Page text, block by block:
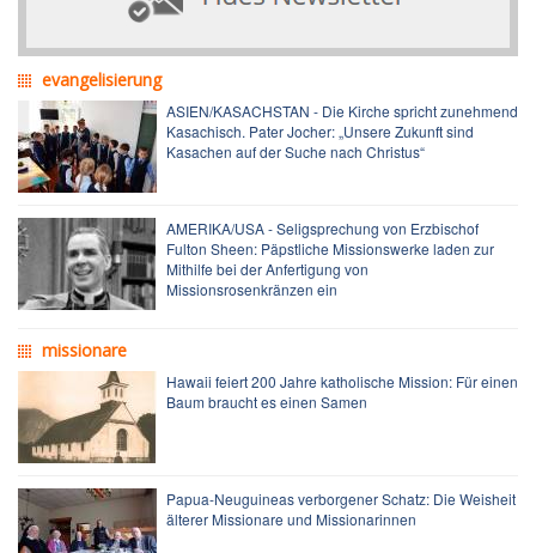
evangelisierung
ASIEN/KASACHSTAN - Die Kirche spricht zunehmend
Kasachisch. Pater Jocher: „Unsere Zukunft sind
Kasachen auf der Suche nach Christus“
AMERIKA/USA - Seligsprechung von Erzbischof
Fulton Sheen: Päpstliche Missionswerke laden zur
Mithilfe bei der Anfertigung von
Missionsrosenkränzen ein
missionare
Hawaii feiert 200 Jahre katholische Mission: Für einen
Baum braucht es einen Samen
Papua-Neuguineas verborgener Schatz: Die Weisheit
älterer Missionare und Missionarinnen